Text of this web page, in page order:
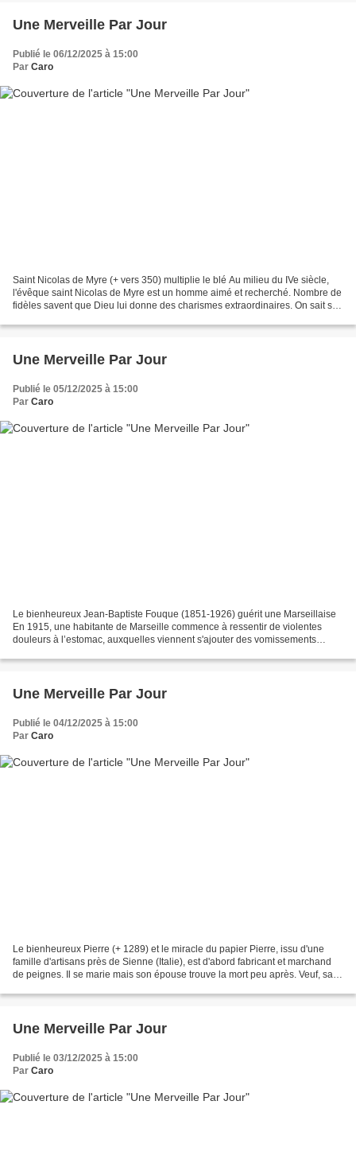
Une Merveille Par Jour
Publié le 06/12/2025 à 15:00
Par Caro
Saint Nicolas de Myre (+ vers 350) multiplie le blé Au milieu du IVe siècle,
l'évêque saint Nicolas de Myre est un homme aimé et recherché. Nombre de
fidèles savent que Dieu lui donne des charismes extraordinaires. On sait sa
Une Merveille Par Jour
Publié le 05/12/2025 à 15:00
Par Caro
Le bienheureux Jean-Baptiste Fouque (1851-1926) guérit une Marseillaise
En 1915, une habitante de Marseille commence à ressentir de violentes
douleurs à l’estomac, auxquelles viennent s'ajouter des vomissements
Une Merveille Par Jour
Publié le 04/12/2025 à 15:00
Par Caro
Le bienheureux Pierre (+ 1289) et le miracle du papier Pierre, issu d'une
famille d'artisans près de Sienne (Italie), est d'abord fabricant et marchand
de peignes. Il se marie mais son épouse trouve la mort peu après. Veuf, sans
Une Merveille Par Jour
Publié le 03/12/2025 à 15:00
Par Caro